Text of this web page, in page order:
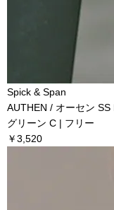
Spick & Span
AUTHEN / オーセン
グリーン C | フリー
￥3,520